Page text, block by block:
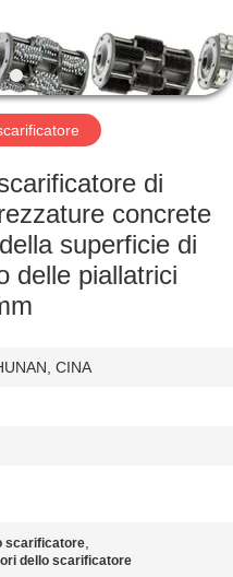
di
concrete
superficie di
delle piallatrici
CINA
scarificatore,
dello scarificatore